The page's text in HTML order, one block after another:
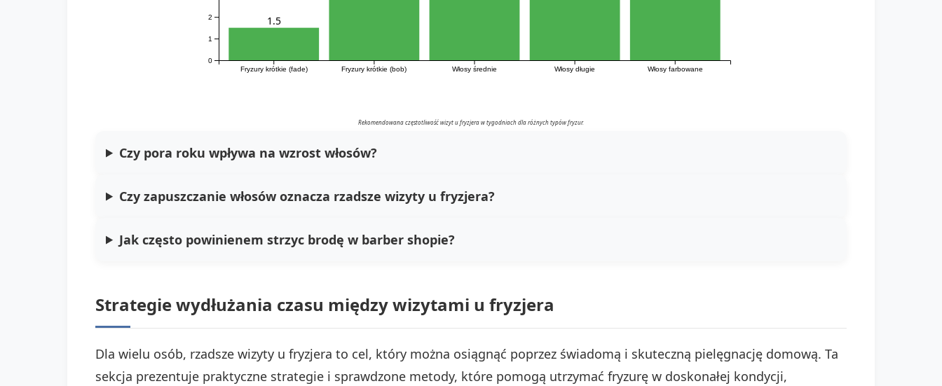
Fryzury krótkie (fade) Fryzury krótkie (bob) Włosy średnie Włosy długie Włosy farbowane
0
1
2 1.5
Rekomendowana częstotliwość wizyt u fryzjera w tygodniach dla różnych typów fryzur.
Czy pora roku wpływa na wzrost włosów?
Czy zapuszczanie włosów oznacza rzadsze wizyty u fryzjera?
Jak często powinienem strzyc brodę w barber shopie?
Strategie wydłużania czasu między wizytami u fryzjera
Dla wielu osób, rzadsze wizyty u fryzjera to cel, który można osiągnąć poprzez świadomą i skuteczną pielęgnację domową. Ta
sekcja prezentuje praktyczne strategie i sprawdzone metody, które pomogą utrzymać fryzurę w doskonałej kondycji,